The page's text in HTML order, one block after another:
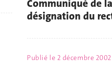
Communiqué de
désignation du
Publié le 2 décembre 2002